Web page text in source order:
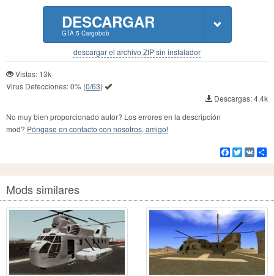
DESCARGAR
GTA 5 Cargobob
descargar el archivo ZIP sin instalador
Vistas: 13k
Virus Detecciones:0% (0/63)
Descargas: 4.4k
No muy bien proporcionado autor? Los errores en la descripción
mod? Póngase en contacto con nosotros, amigo!
Facebook
Twitter
VK
Mods similares